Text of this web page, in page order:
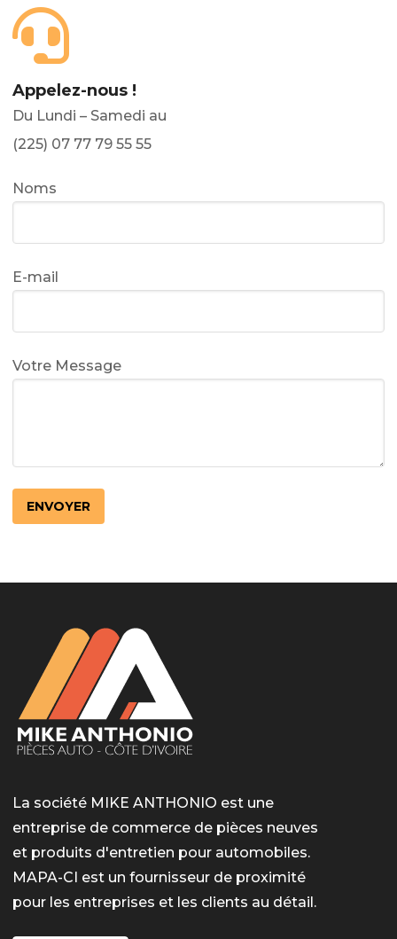
Appelez-nous !
Du Lundi – Samedi au
(225) 07 77 79 55 55
Noms
E-mail
Votre Message
LotoMart
Бай Лото
escort barcelone
https://intimaties.net/es/category/woman-used-
used-panties-es/
eros houston
albanianescort
La société MIKE ANTHONIO est une
entreprise de commerce de pièces neuves
et produits d'entretien pour automobiles.
MAPA-CI est un fournisseur de proximité
pour les entreprises et les clients au détail.